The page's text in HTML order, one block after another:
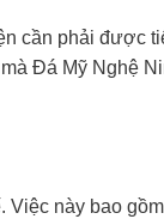
cần phải được
Đá Mỹ Nghệ
Việc này bao